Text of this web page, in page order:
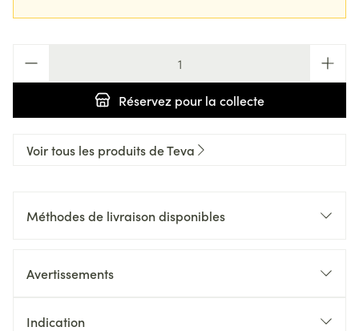
Réservez pour la collecte
Voir tous les produits de Teva
Méthodes de livraison disponibles
Avertissements
Indication